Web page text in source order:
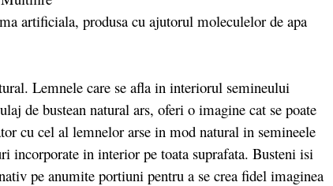
artificiala, produsa cu ajutorul moleculelor de apa
Lemnele care se afla in interiorul semineului
de bustean natural ars, oferi o imagine cat se poate
cu cel al lemnelor arse in mod natural in semineele
incorporate in interior pe toata suprafata. Busteni isi
pe anumite portiuni pentru a se crea fidel imaginea